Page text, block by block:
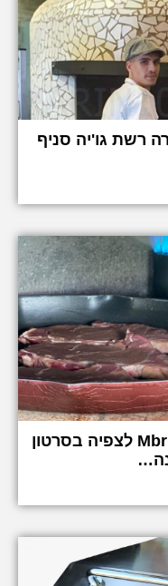
רשת גו'יה סניף
הפעלה נכונה בוער דו קני 30 Mbr לצפיה בסרטון